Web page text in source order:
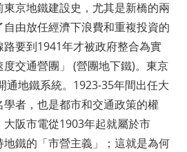
京地鐵建設史，尤其是新橋的兩
由放任經濟下浪費和重複投資的
要到1941年才被政府整合為實
交通營團」 (營團地下鐵)。東京
通地鐵系統。1923-35年間出任大
者，也是都市和交通政策的權
阪市電從1903年起就屬於市
鐵的「市營主義」；這就是為何